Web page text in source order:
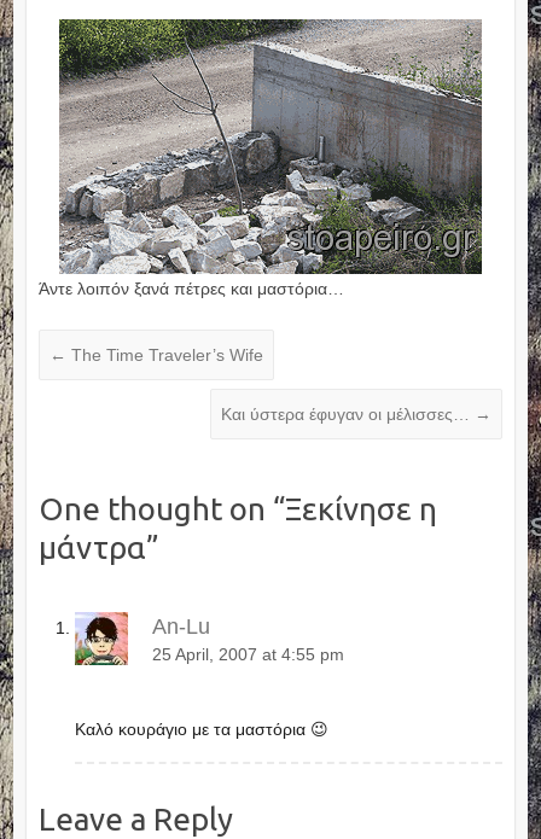
Άντε λοιπόν ξανά πέτρες και μαστόρια…
← The Time Traveler’s Wife
Και ύστερα έφυγαν οι μέλισσες… →
One thought on “Ξεκίνησε η
μάντρα”
An-Lu
25 April, 2007 at 4:55 pm
Καλό κουράγιο με τα μαστόρια 😉
Leave a Reply